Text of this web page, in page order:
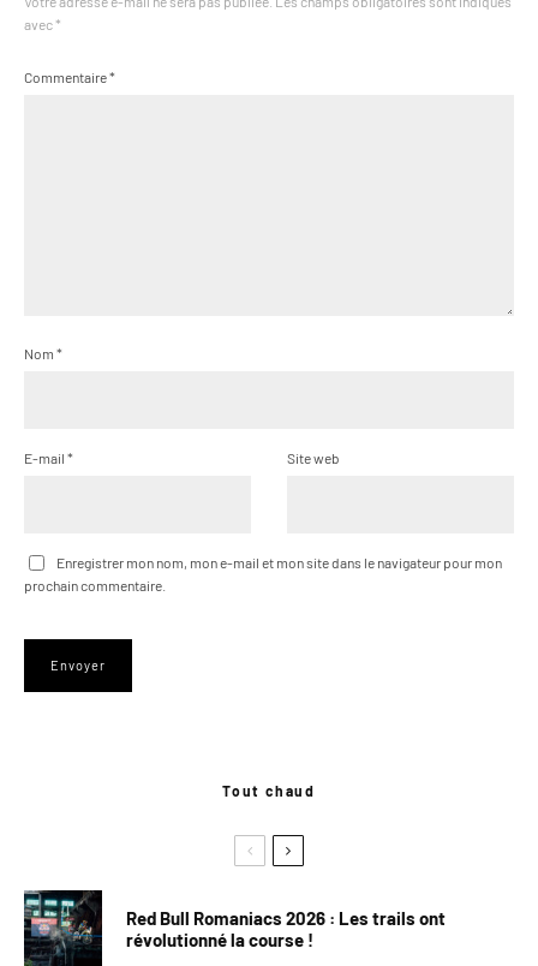
avec *
Commentaire*
Nom *
E-mail * Site web
Enregistrer mon nom, mon e-mail et mon site dans le navigateur pour mon
prochain commentaire.
Tout chaud
Red Bull Romaniacs 2026 : Les trails ont
révolutionné la course !